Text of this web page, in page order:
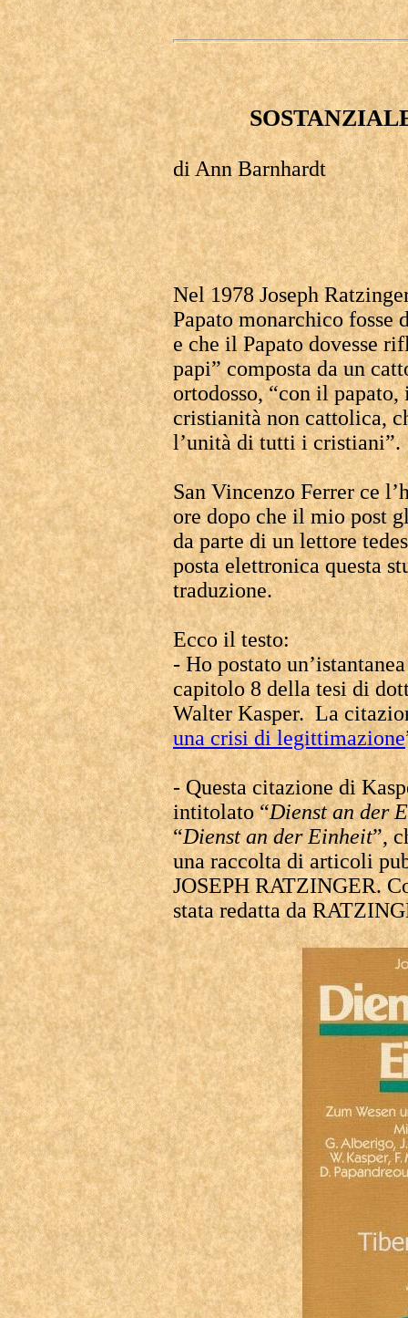
di Ann Barnhardt
Nel 1978 Joseph
Papato monarchico fosse
e che il Papato dovesse
papi” composta da un
ortodosso, “con il
cristianità non cattolica,
l’unità di tutti i cristiani”.
San Vincenzo Ferrer ce
ore dopo che il mio post
da parte di un lettore
posta elettronica questa
traduzione.
Ecco il testo:
- Ho postato
capitolo 8 della tesi di
Walter Kasper. La
una crisi di legittimazione
- Questa citazione di
intitolato “Dienst an der
“Dienst an der Einheit”,
una raccolta di articoli
JOSEPH RATZINGER.
stata redatta da